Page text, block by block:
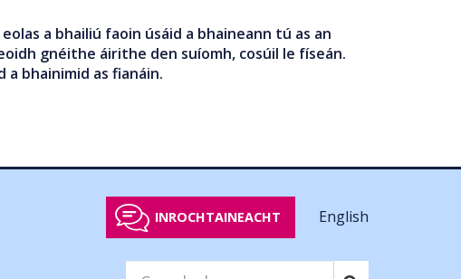
a bhailiú faoin úsáid a bhaineann tú as an
gnéithe áirithe den suíomh, cosúil le físeán.
a bhainimid as fianáin.
INROCHTAINEACHT English